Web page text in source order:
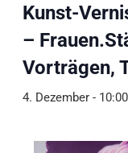
Kunst-
–
Vorträgen,
4. Dezember - 10:00